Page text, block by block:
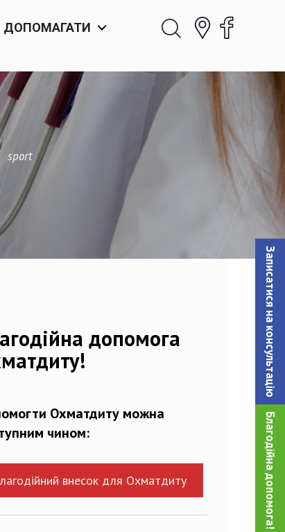
Записатися на консультацiю
Благодійна допомога!
ДОПОМАГАТИ
sport
допомога
Охматдиту можна
чином:
внесок для Охматдиту